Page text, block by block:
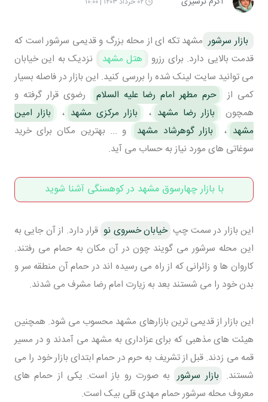
بازار سرشور مشهد تکه ای از محله بزرگ و قدیمی سرشور است که
قدمت بالایی دارد. برای رزرو
هتل مشهد
نزدیک به این خیابان
می توانید سایت لینک شدهرا بررسی کنید. این بازار در فاصله بسیار
کمی از
حرم مطهر امام رضا علیه السلام
رضوی قرار گرفته و
همچون
بازار رضا مشهد ، بازار مرکزی مشهد ،
بازار امین
مشهد ، بازار گوهرشاد مشهد
و ... بهترین مکان برای خرید
سوغاتی های مورد نیاز به حساب می آید.
با بازار چهارسوق مشهد در کوهسنگی آشنا شوید
این بازار در سمت چپ خیابان خسروی نو قرار دارد. از آن جایی به
این محله سرشور می گویند چون در آن مکان به حمام می رفتند.
کاروان ها و زائرانی که از راه می رسیده اند در حمام آن منطقه سر و
بدن خود را می شستند بعد به زیارت امام رضا مشرف می شدند.
این بازار از قدیمی ترین بازارهای مشهد محسوب می شود. همچنین
هیئت های مذهبی که برای عزاداری به مشهد می آمدند و در مسیر
قمه می زدند. قبل از تشریف به حرم در حمام ابتدای بازار خود را می
شستند. بازار سرشور به صورت رو باز است. یکی از حمام های
معروف محله سرشور حمام مهدی قلی بیک است.